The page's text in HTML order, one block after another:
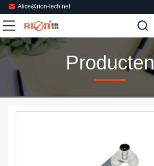
Alice@rion-tech.net
Producten